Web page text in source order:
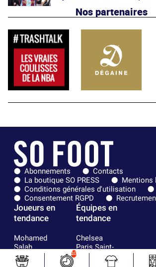
Nos partenaires
Abonnements
Contacts
La boutique SO PRESS
Mentions
Conditions générales d'utilisation
Consentement RGPD
Joueurs en
tendance
Mohamed
Salah
Mykhailo
Mudryk
Équipes en
tendance
Chelsea
Paris Saint-
Germain
10